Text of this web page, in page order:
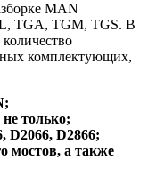
MAN
TGA, TGM, TGS. В
комплектующих,
не только;
D2066, D2866;
мостов, а также